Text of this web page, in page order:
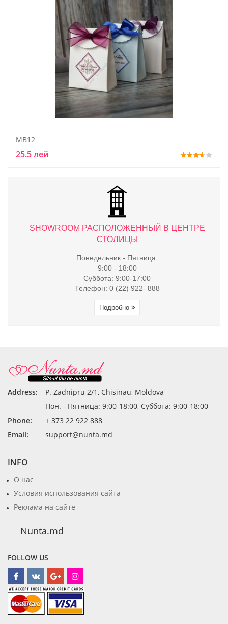
MB12
25.5 лей
SHOWROOM РАСПОЛОЖЕННЫЙ В ЦЕНТРЕ
СТОЛИЦЫ
Понедельник - Пятница:
9:00 - 18:00
Суббота: 9:00-17:00
Телефон: 0 (22) 922- 888
Подробно
Address:
P. Zadnipru 2/1, Chisinau, Moldova
Пон. - Пятница: 9:00-18:00, Суббота: 9:00-18:00
Phone:
+ 373 22 922 888
Email:
support@nunta.md
INFO
О нас
Условия использования сайта
Реклама на сайте
Nunta.md
FOLLOW US